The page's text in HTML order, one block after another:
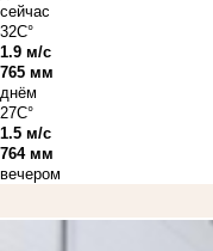
сейчас
32C°
1.9 м/с
765 мм
днём
27C°
1.5 м/с
764 мм
вечером